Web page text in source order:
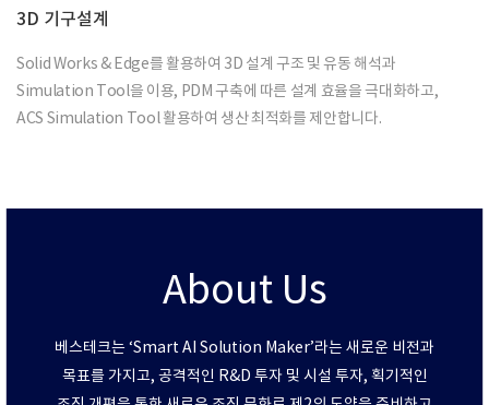
3D 기구설계
Solid Works & Edge를 활용하여 3D 설계 구조 및 유동 해석과
Simulation Tool을 이용, PDM 구축에 따른 설계 효율을 극대화하고,
ACS Simulation Tool 활용하여 생산 최적화를 제안합니다.
About Us
베스테크는 ‘Smart AI Solution Maker’라는 새로운 비전과
목표를 가지고, 공격적인 R&D 투자 및 시설 투자, 획기적인